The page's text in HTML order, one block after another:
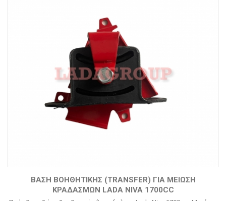
ΒΆΣΗ ΒΟΗΘΗΤΙΚΉΣ (TRANSFER) ΓΙΑ ΜΕΊΩΣΗ
ΚΡΑΔΑΣΜΏΝ LADA NIVA 1700CC